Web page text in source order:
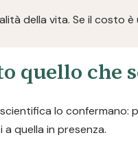
della vita. Se il costo
quello che
lo
quella in presenza.